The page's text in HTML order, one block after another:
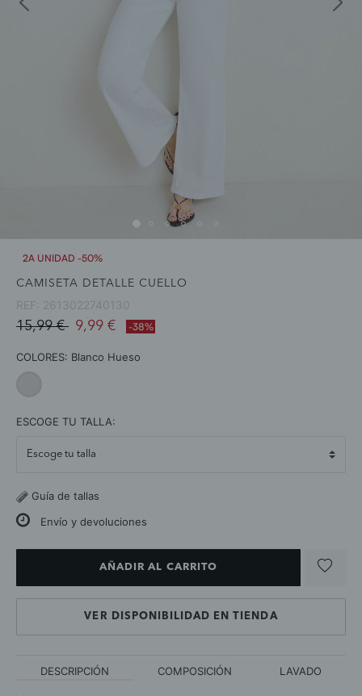
2A UNIDAD -50%
CAMISETA DETALLE CUELLO
REF: 2613022740130
Price reduced from
15,99 €to9,99 € -38%
COLORES: Blanco Hueso
ESCOGE TU TALLA:
Guía de tallas
Envío y devoluciones
AÑADIR AL CARRITO
VER DISPONIBILIDAD EN TIENDA
DESCRIPCIÓN COMPOSICIÓN LAVADO